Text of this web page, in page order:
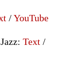
/YouTube
Text/